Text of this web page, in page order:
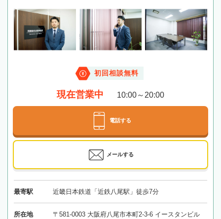
初回相談無料
現在営業中 10:00～20:00
電話する
メールする
最寄駅 近畿日本鉄道「近鉄八尾駅」徒歩7分
所在地
〒581-0003 大阪府八尾市本町2-3-6 イースタンビル